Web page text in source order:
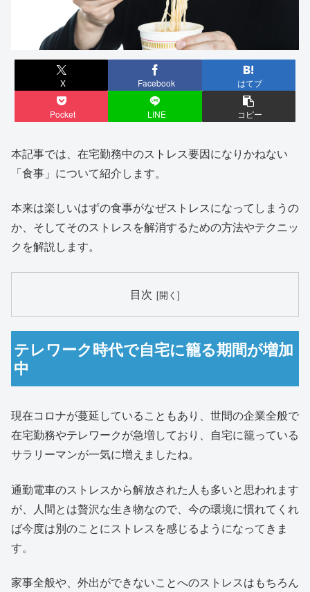
X Facebook はてブ
Pocket LINE コピー
本記事では、在宅勤務中のストレス要因になりかねない
「食事」について紹介します。
本来は楽しいはずの食事がなぜストレスになってしまうの
か、そしてそのストレスを解消するための方法やテクニッ
クを解説します。
目次
テレワーク時代で自宅に籠る期間が増加
中
現在コロナが蔓延していることもあり、世間の企業全般で
在宅勤務やテレワークが急増しており、自宅に籠っている
サラリーマンが一気に増えましたね。
通勤電車のストレスから解放された人も多いと思われます
が、人間とは贅沢な生き物なので、今の環境に慣れてくれ
ば今度は別のことにストレスを感じるようになってきま
す。
家事全般や、外出ができないことへのストレスはもちろん